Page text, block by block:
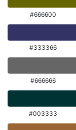
#666600
#333366
#666666
#003333